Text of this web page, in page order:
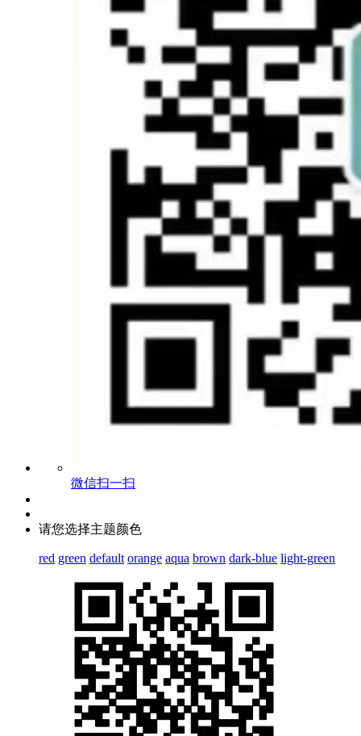
微信扫一扫
请您选择主题颜色
red green default orange aqua brown dark-blue light-green